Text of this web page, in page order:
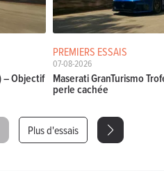
– Objectif
PREMIERS ESSAIS
07-08-2026
Maserati GranTurismo
perle cachée
Plus d'essais